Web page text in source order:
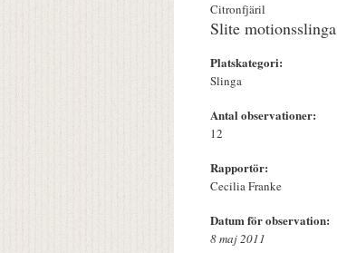
Citronfjäril
Slite motionsslinga
Platskategori:
Slinga
Antal observationer:
12
Rapportör:
Cecilia Franke
Datum för observation:
8 maj 2011